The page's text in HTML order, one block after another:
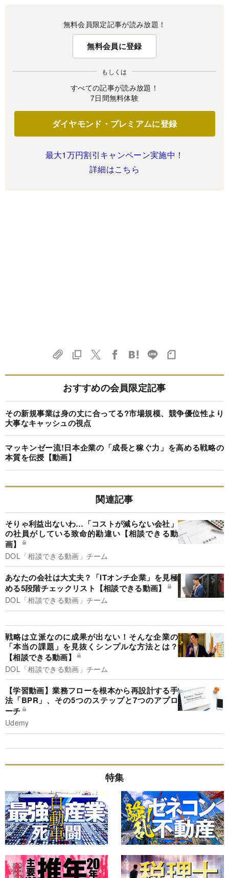
無料会員限定記事が読み放題！
無料会員に登録
もしくは
すべての記事が読み放題！
7日間無料体験
ダイヤモンド・プレミアムに登録
最大1万円割引キャンペーン実施中！
詳細はこちら
おすすめの会員限定記事
その新規事業は身の丈に合ってる?市場規模、競争優位性より
大事なキャッシュの視点
マッキンゼー流!日本企業の「成長と稼ぐ力」を高める戦略の
本質を伝授【動画】
関連記事
そりゃ利益出ないわ…「コストが減らない会社」
の社員がしている致命的勘違い【相談できる動
画】
DOL「相談できる動画」チーム
あなたの会社は大丈夫？「ITオンチ企業」を見極
める5段階チェックリスト【相談できる動画】
DOL「相談できる動画」チーム
戦略は立派なのに成果が出ない！そんな企業の
「本当の課題」を見抜くシンプルな方法とは？
【相談できる動画】
DOL「相談できる動画」チーム
【学習動画】業務フローを根本から再設計する手
法「BPR」、その5つのステップと7つのアプロ
ーチ
Udemy
特集